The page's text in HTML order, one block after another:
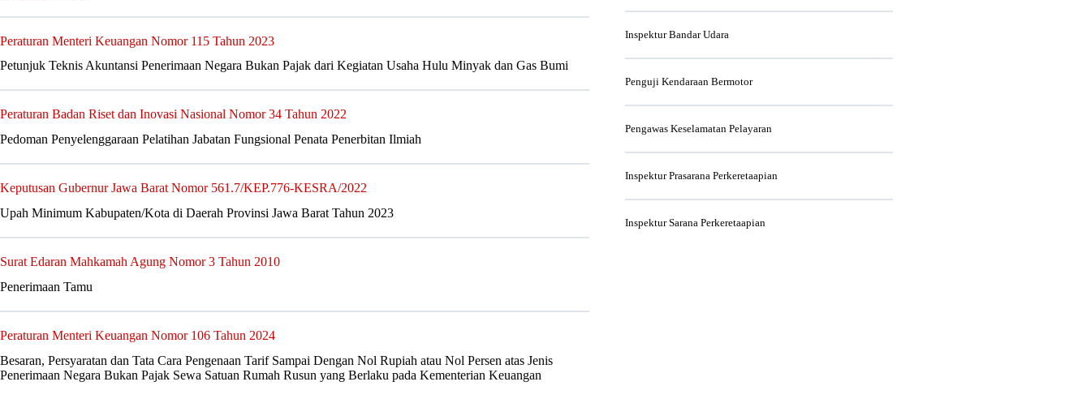
Peraturan Menteri Keuangan Nomor 115 Tahun 2023
Petunjuk Teknis Akuntansi Penerimaan Negara Bukan Pajak dari Kegiatan Usaha Hulu Minyak dan Gas Bumi
Peraturan Badan Riset dan Inovasi Nasional Nomor 34 Tahun 2022
Pedoman Penyelenggaraan Pelatihan Jabatan Fungsional Penata Penerbitan Ilmiah
Keputusan Gubernur Jawa Barat Nomor 561.7/KEP.776-KESRA/2022
Upah Minimum Kabupaten/Kota di Daerah Provinsi Jawa Barat Tahun 2023
Surat Edaran Mahkamah Agung Nomor 3 Tahun 2010
Penerimaan Tamu
Peraturan Menteri Keuangan Nomor 106 Tahun 2024
Besaran, Persyaratan dan Tata Cara Pengenaan Tarif Sampai Dengan Nol Rupiah atau Nol Persen atas Jenis
Penerimaan Negara Bukan Pajak Sewa Satuan Rumah Rusun yang Berlaku pada Kementerian Keuangan
Inspektur Bandar Udara
Penguji Kendaraan Bermotor
Pengawas Keselamatan Pelayaran
Inspektur Prasarana Perkeretaapian
Inspektur Sarana Perkeretaapian